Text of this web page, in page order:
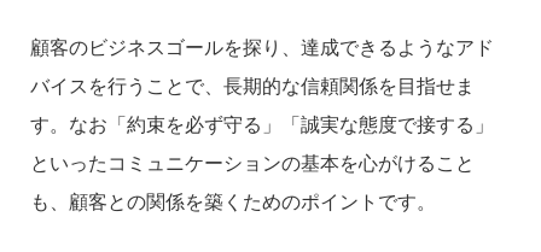
顧客のビジネスゴールを探り、達成できるようなアド
バイスを行うことで、長期的な信頼関係を目指せま
す。なお「約束を必ず守る」「誠実な態度で接する」
といったコミュニケーションの基本を心がけること
も、顧客との関係を築くためのポイントです。